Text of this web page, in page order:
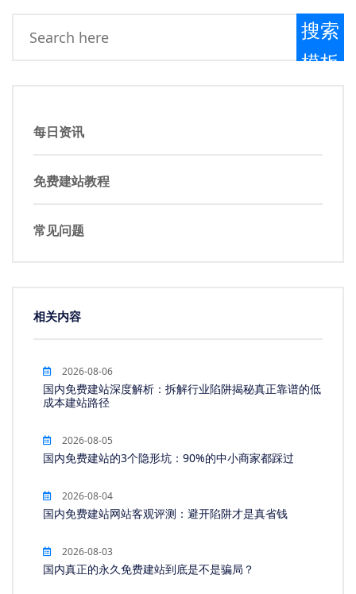
搜索
模板
每日资讯
免费建站教程
常见问题
相关内容
2026-08-06
国内免费建站深度解析：拆解行业陷阱揭秘真正靠谱的低
成本建站路径
2026-08-05
国内免费建站的3个隐形坑：90%的中小商家都踩过
2026-08-04
国内免费建站网站客观评测：避开陷阱才是真省钱
2026-08-03
国内真正的永久免费建站到底是不是骗局？